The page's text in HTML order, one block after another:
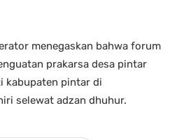
menegaskan bahwa forum
prakarsa desa pintar
kabupaten pintar di
selewat adzan dhuhur.